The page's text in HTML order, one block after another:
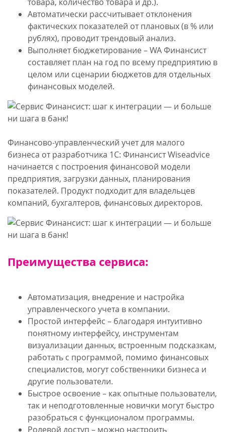
Автоматически рассчитывает отклонения
фактических показателей от плановых (в % или
рублях), проводит трендовый анализ.
Выполняет бюджетирование – WA Финансист
составляет план на год по всему предприятию в
целом или сценарии бюджетов для отдельных
финансовых моделей.
Финансово-управленческий учет для малого
бизнеса от разработчика 1С: Финансист Wiseadvice
начинается с построения финансовой модели
предприятия, загрузки данных, планирования
показателей. Продукт подходит для владельцев
компаний, бухгалтеров, финансовых директоров.
Преимущества сервиса:
Автоматизация, внедрение и настройка
управленческого учета в компании.
Простой интерфейс – благодаря интуитивно
понятному интерфейсу, инструментам
визуализации данных, встроенным подсказкам,
работать с программой, помимо финансовых
специалистов, могут собственники бизнеса и
другие пользователи.
Быстрое освоение – как опытные пользователи,
так и неподготовленные новички могут быстро
разобраться с функционалом программы.
Ролевой доступ – можно настроить